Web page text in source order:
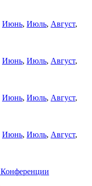
Июнь, Июль, Август,
Июнь, Июль, Август,
Июнь, Июль, Август,
Июнь, Июль, Август,
Конференции